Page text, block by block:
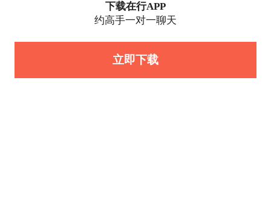
下载在行APP
约高手一对一聊天
立即下载